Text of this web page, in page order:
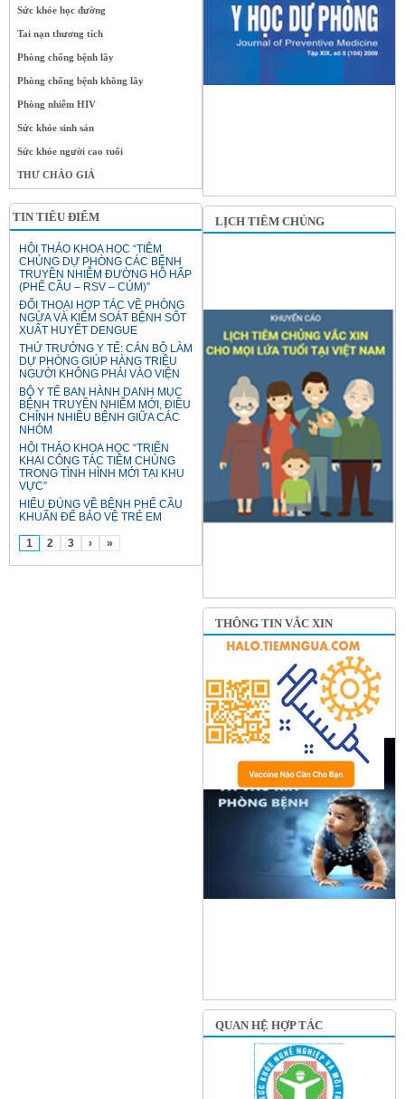
Sức khỏe học đường
Tai nạn thương tích
Phòng chống bệnh lây
Phòng chống bệnh không lây
Phòng nhiễm HIV
Sức khỏe sinh sản
Sức khỏe người cao tuổi
THƯ CHÀO GIÁ
TIN TIÊU ĐIỂM
HỘI THẢO KHOA HỌC “TIÊM
CHỦNG DỰ PHÒNG CÁC BỆNH
TRUYỀN NHIỄM ĐƯỜNG HÔ HẤP
(PHẾ CẦU – RSV – CÚM)”
ĐỐI THOẠI HỢP TÁC VỀ PHÒNG
NGỪA VÀ KIỂM SOÁT BỆNH SỐT
XUẤT HUYẾT DENGUE
THỨ TRƯỞNG Y TẾ: CÁN BỘ LÀM
DỰ PHÒNG GIÚP HÀNG TRIỆU
NGƯỜI KHÔNG PHẢI VÀO VIỆN
BỘ Y TẾ BAN HÀNH DANH MỤC
BỆNH TRUYỀN NHIỄM MỚI, ĐIỀU
CHỈNH NHIỀU BỆNH GIỮA CÁC
NHÓM
HỘI THẢO KHOA HỌC “TRIỂN
KHAI CÔNG TÁC TIÊM CHỦNG
TRONG TÌNH HÌNH MỚI TẠI KHU
VỰC”
HIỂU ĐÚNG VỀ BỆNH PHẾ CẦU
KHUẨN ĐỂ BẢO VỆ TRẺ EM
1 2 3 › »
LỊCH TIÊM CHỦNG
THÔNG TIN VẮC XIN
QUAN HỆ HỢP TÁC